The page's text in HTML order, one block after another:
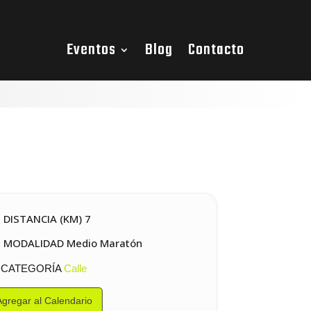
Eventos Blog Contacto
DISTANCIA (KM) 7
MODALIDAD Medio Maratón
CATEGORÍACalle
al Calendario